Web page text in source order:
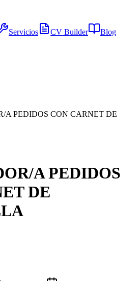
Servicios CV Builder Blog
A PEDIDOS CON CARNET DE
A PEDIDOS
DE